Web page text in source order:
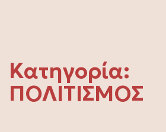
Κατηγορία:
ΠΟΛΙΤΙΣΜΟΣ